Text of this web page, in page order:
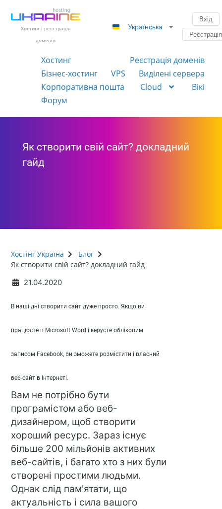
Хостинг і реєстрація
доменів
Українська
Вхід
Реєстрація
Хостинг
Реєстрація доменів
Бізнес-хостинг
VPS
Виділені сервера
Корпоративна пошта
Cloud
Вікі
Форум
Як створити свій сайт? докладний
гайд
Хостінг Україна
Блог
Як створити свій сайт? докладний гайд
21.04.2020
В наші дні створити сайт дуже просто. Якщо ви
працюєте в Microsoft Word і керуєте обліковим
записом Facebook, ви зможете розмістити і власний
веб-сайт в Інтернеті.
Вам не потрібно бути
програмістом або веб-
дизайнером, щоб створити
хороший ресурс. Зараз існує
більше 200 мільйонів активних
веб-сайтів, і багато хто з них були
створені простими людьми.
Однак слід пам'ятати, що
актуальність і сила вашого